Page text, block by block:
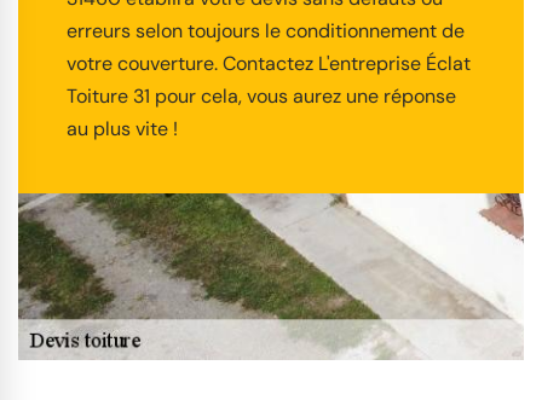
erreurs selon toujours le conditionnement de
votre couverture. Contactez L'entreprise Éclat
Toiture 31 pour cela, vous aurez une réponse
au plus vite !